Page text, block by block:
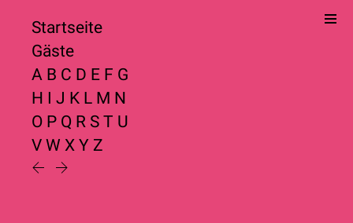
Startseite
Gäste
A B C D E F G
H I J K L M N
O P Q R S T U
V W X Y Z